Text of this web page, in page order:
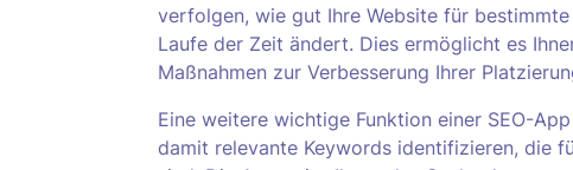
verfolgen, wie gut Ihre Website für
Laufe der Zeit ändert. Dies ermöglicht es
Maßnahmen zur Verbesserung Ihrer
Eine weitere wichtige Funktion einer SEO-
damit relevante Keywords identifizieren, die